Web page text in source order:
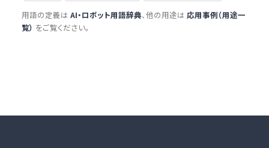
用語の定義は AI・ロボット用語辞典、他の用途は 応用事例（用途一
覧） をご覧ください。